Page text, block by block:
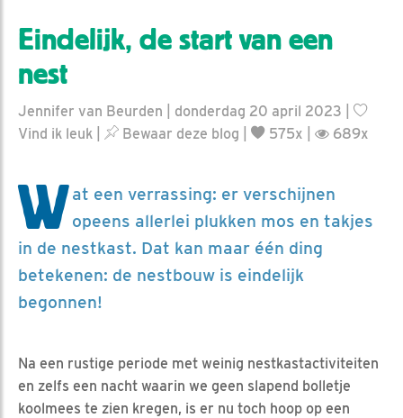
Eindelijk, de start van een
nest
Jennifer van Beurden | donderdag 20 april 2023 |
Vind ik leuk
Bewaar deze blog 575x | 689x
Wat een verrassing: er verschijnen
opeens allerlei plukken mos en takjes
in de nestkast. Dat kan maar één ding
betekenen: de nestbouw is eindelijk
begonnen!
Na een rustige periode met weinig nestkastactiviteiten
en zelfs een nacht waarin we geen slapend bolletje
koolmees te zien kregen, is er nu toch hoop op een